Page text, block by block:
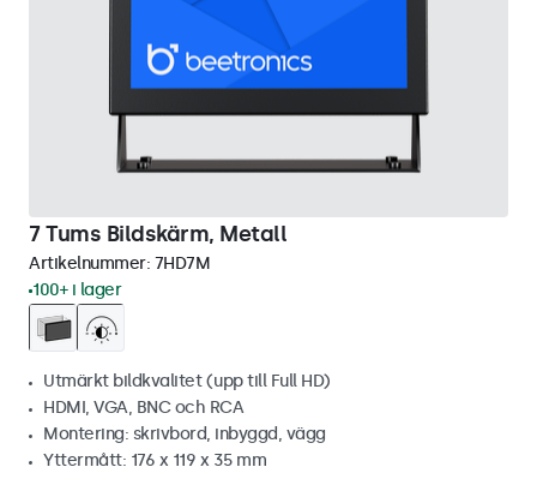
7 Tums Bildskärm, Metall
Artikelnummer: 7HD7M
100+ i lager
Utmärkt bildkvalitet (upp till Full HD)
HDMI, VGA, BNC och RCA
Montering: skrivbord, inbyggd, vägg
Yttermått: 176 x 119 x 35 mm